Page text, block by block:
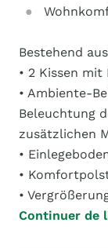
Bestehend
• 2 Kissen mit
• Ambiente-
Beleuchtung
zusätzlichen
•
•
•
Continuer de